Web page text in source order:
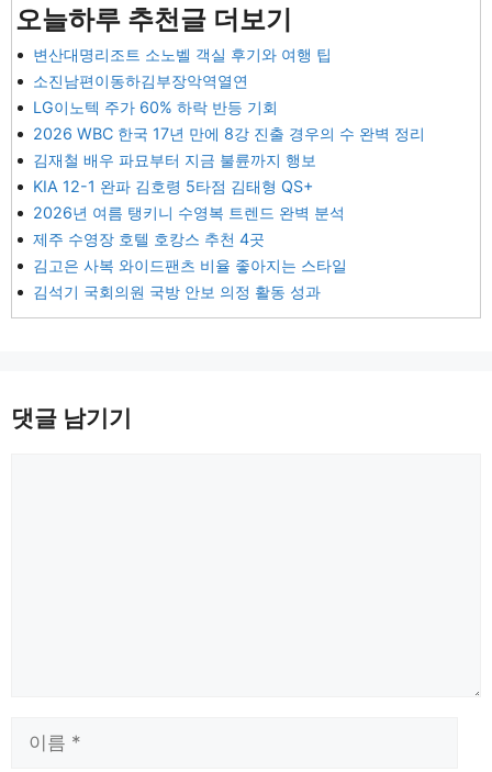
오늘하루 추천글 더보기
변산대명리조트 소노벨 객실 후기와 여행 팁
소진남편이동하김부장악역열연
LG이노텍 주가 60% 하락 반등 기회
2026 WBC 한국 17년 만에 8강 진출 경우의 수 완벽 정리
김재철 배우 파묘부터 지금 불륜까지 행보
KIA 12-1 완파 김호령 5타점 김태형 QS+
2026년 여름 탱키니 수영복 트렌드 완벽 분석
제주 수영장 호텔 호캉스 추천 4곳
김고은 사복 와이드팬츠 비율 좋아지는 스타일
김석기 국회의원 국방 안보 의정 활동 성과
댓글 남기기